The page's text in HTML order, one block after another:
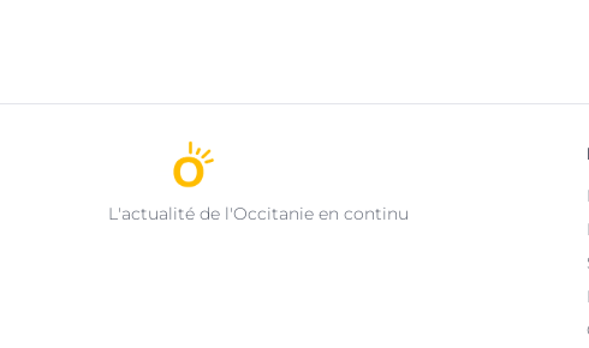
L'actualité de l'Occitanie en continu